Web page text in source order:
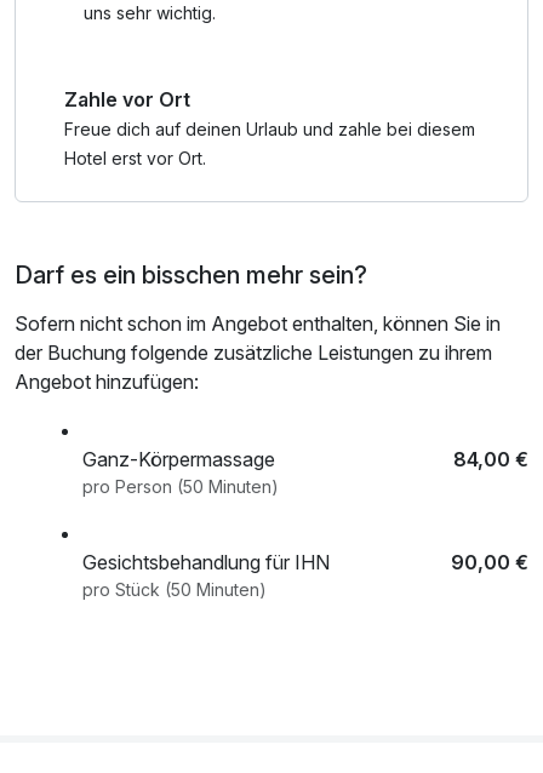
 Kostenfreie alkoholfreie Erstbefüllung der Minibar.
 GenussCard mit über 200 Ausflugszielen von Jänner bis
Dezember (auf Anfrage)
 Fitnessraum mit Panoramablick
 Verschließbares Fahrraddepot für Ihr Fahrrad oder E-
 Bücherwurmlounge
 Kostenfreies WLAN in der gesamten Hotelanlage
 Greenfee-Ermäßigung am GC Bad Gleichenberg
 Unbezahlbar und dennoch inkludiert: Herzlichkeit, echte
Gastfreundschaft, exzellente Kulinarik und eine
uns sehr wichtig.
Zahle vor Ort
Freue dich auf deinen Urlaub und zahle bei diesem
Hotel erst vor Ort.
Darf es ein bisschen mehr sein?
Sofern nicht schon im Angebot enthalten, können Sie in
der Buchung folgende zusätzliche Leistungen zu ihrem
Angebot hinzufügen:
Ganz-Körpermassage 84,00 €
pro Person (50 Minuten)
Gesichtsbehandlung für IHN 90,00 €
pro Stück (50 Minuten)